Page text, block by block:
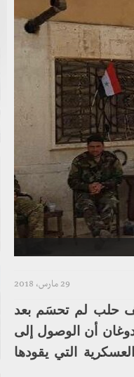
29 مارس، 2018
حلب لم تحسَم بعد
أن الوصول إلى
التي يقودها